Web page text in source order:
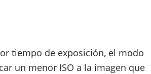
tiempo de exposición, el modo
un menor ISO a la imagen que